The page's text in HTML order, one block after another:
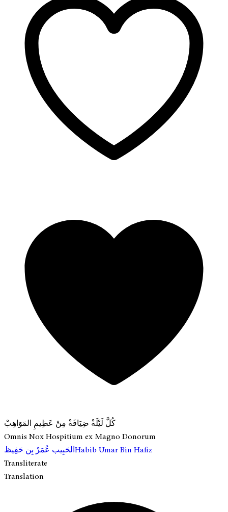
كُلَّ لَيْلَةْ ضِيَافَةْ مِنْ عَظِيمِ المَوَاهِبْ
Omnis Nox Hospitium ex Magno Donorum
الحَبِيب عُمَرْ بِن حَفِيظHabib Umar Bin Hafiz
Transliterate
Translation